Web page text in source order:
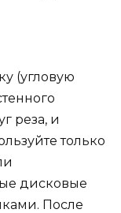
(угловую
реза, и
только
дисковые
После